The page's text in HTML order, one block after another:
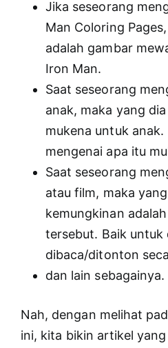
Jika seseorang
Man Coloring
adalah gambar
Iron Man.
Saat seseorang
anak, maka yang
mukena untuk anak.
mengenai apa itu
Saat seseorang
atau film, maka
kemungkinan
tersebut. Baik untuk
dibaca/ditonton
dan lain sebagainya.
Nah, dengan melihat
ini, kita bikin artikel